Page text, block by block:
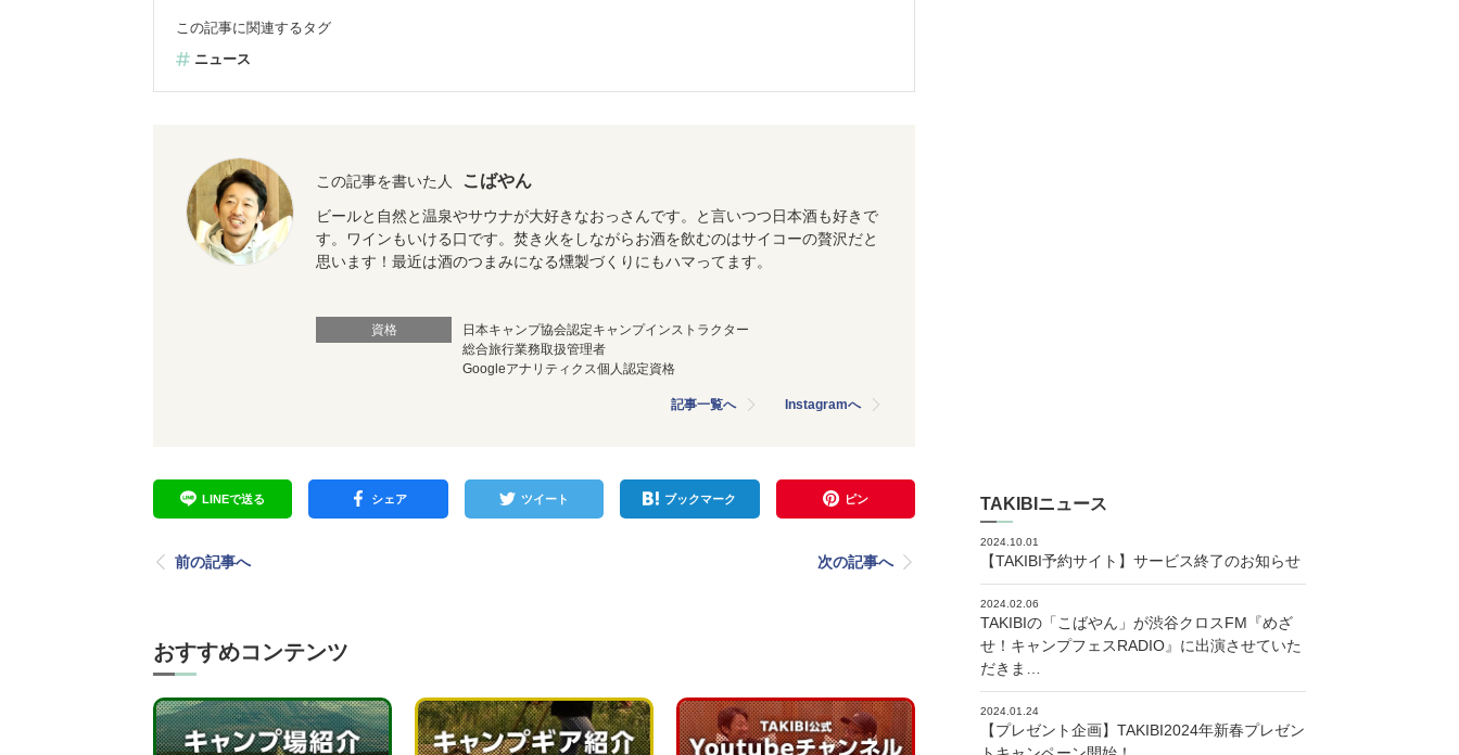
この記事に関連するタグ
ニュース
この記事を書いた人 こばやん
ビールと自然と温泉やサウナが大好きなおっさんです。と言いつつ日本酒も好きで
す。ワインもいける口です。焚き火をしながらお酒を飲むのはサイコーの贅沢だと
思います！最近は酒のつまみになる燻製づくりにもハマってます。
資格
日本キャンプ協会認定キャンプインストラクター
総合旅行業務取扱管理者
Googleアナリティクス個人認定資格
記事一覧へ Instagramへ
LINEで送る シェア ツイート ブックマーク ピン
前の記事へ 次の記事へ
おすすめコンテンツ
TAKIBIニュース
2024.10.01
【TAKIBI予約サイト】サービス終了のお知らせ
2024.02.06
TAKIBIの「こばやん」が渋谷クロスFM『めざ
せ！キャンプフェスRADIO』に出演させていた
だきま…
2024.01.24
【プレゼント企画】TAKIBI2024年新春プレゼン